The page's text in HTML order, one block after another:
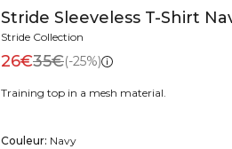
Stride Sleeveless T-Shirt
Stride Collection
26€35€(-25%)
Training top in a mesh material.
Couleur: Navy